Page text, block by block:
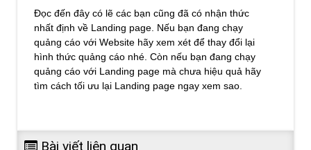
Đọc đến đây có lẽ các bạn cũng đã có nhận thức
nhất định về Landing page. Nếu bạn đang chạy
quảng cáo với Website hãy xem xét để thay đổi lại
hình thức quảng cáo nhé. Còn nếu bạn đang chạy
quảng cáo với Landing page mà chưa hiệu quả hãy
tìm cách tối ưu lại Landing page ngay xem sao.
Bài viết liên quan